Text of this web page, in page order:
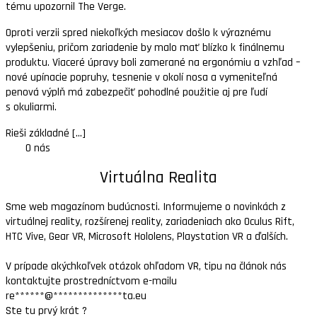
tému upozornil The Verge.
Oproti verzii spred niekoľkých mesiacov došlo k výraznému
vylepšeniu, pričom zariadenie by malo mať blízko k finálnemu
produktu. Viaceré úpravy boli zamerané na ergonómiu a vzhľad –
nové upínacie popruhy, tesnenie v okolí nosa a vymeniteľná
penová výplň má zabezpečiť pohodlné použitie aj pre ľudí
s okuliarmi.
Rieši základné [...]
O nás
Virtuálna Realita
Sme web magazínom budúcnosti. Informujeme o novinkách z
virtuálnej reality, rozšírenej reality, zariadeniach ako Oculus Rift,
HTC Vive, Gear VR, Microsoft Hololens, Playstation VR a ďalších.
V prípade akýchkoľvek otázok ohľadom VR, tipu na článok nás
kontaktujte prostredníctvom e-mailu
re******@**************ta.eu
Ste tu prvý krát ?